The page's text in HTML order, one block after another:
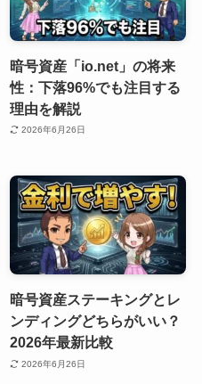
暗号資産「io.net」の将来
性：下落96%でも注目する
理由を解説
2026年6月26日
暗号資産ステーキングとレ
ンディングどちらがいい？
2026年最新比較
2026年6月26日